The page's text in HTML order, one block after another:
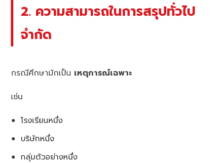
2. ความสามารถในการสรุปทั่วไป
จำกัด
กรณีศึกษามักเป็น เหตุการณ์เฉพาะ
เช่น
โรงเรียนหนึ่ง
บริษัทหนึ่ง
กลุ่มตัวอย่างหนึ่ง